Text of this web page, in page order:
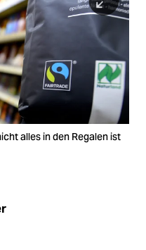
alles in den Regalen ist